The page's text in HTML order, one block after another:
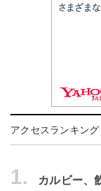
アクセスランキング
1.
カルビー、